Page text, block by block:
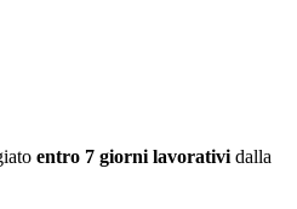
entro 7 giorni lavorativi dalla